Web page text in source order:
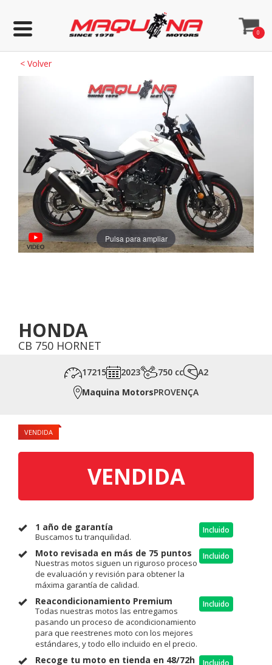
0
< Volver
Pulsa para ampliar
HONDA
CB 750 HORNET
17215 2023 750 cc
A2
Maquina MotorsPROVENÇA
VENDIDA
VENDIDA
1 año de garantía
Buscamos tu tranquilidad.
Incluido
Moto revisada en más de 75 puntos
Nuestras motos siguen un riguroso proceso
de evaluación y revisión para obtener la
máxima garantía de calidad.
Incluido
Reacondicionamiento Premium
Todas nuestras motos las entregamos
pasando un proceso de acondicionamiento
para que reestrenes moto con los mejores
estándares, y todo ello incluido en el precio.
Incluido
Recoge tu moto en tienda en 48/72h